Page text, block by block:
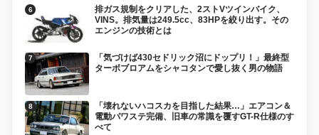
排ガス規制をクリアした、2ストVツインバイク、
VINS。排気量は249.5cc、83HPを絞り出す。その
エンジンの技術とは
「気づけば430セドリック沼にドップリ！」最終型
ターボブロアムをシャコタンで愛し抜く男の物語
「壊れないハコスカを目指した結果…」エアコン＆
電動パワステ完備、旧車の常識を覆すGT-R仕様のす
べて